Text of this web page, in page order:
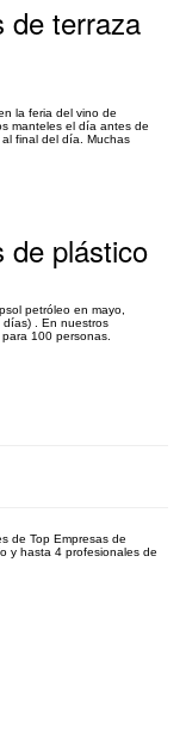
de terraza
la feria del vino de
manteles el día antes de
final del día. Muchas
de plástico
petróleo en mayo,
días) . En nuestros
100 personas.
de Top Empresas de
y hasta 4 profesionales de